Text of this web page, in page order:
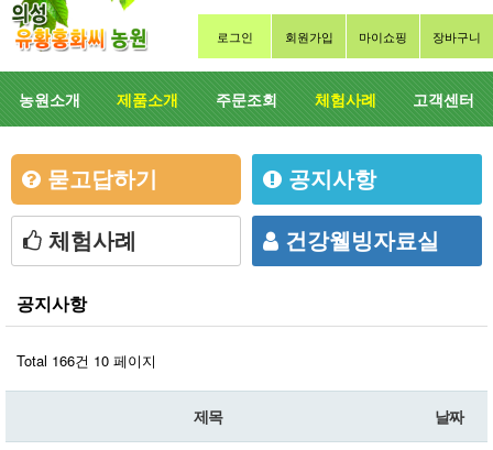
로그인 회원가입 마이쇼핑 장바구니
농원소개 제품소개 주문조회 체험사례 고객센터
묻고답하기 공지사항
체험사례 건강웰빙자료실
공지사항
Total 166건 10 페이지
제목 날짜